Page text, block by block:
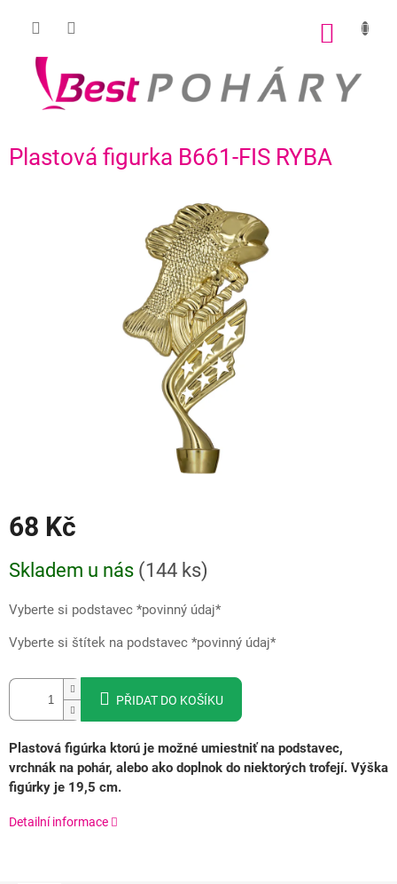
Plastová figurka B661-FIS RYBA
68 Kč
cena:
Skladem u nás (144 ks)
Vyberte si podstavec *povinný údaj*
Vyberte si štítek na podstavec *povinný údaj*
PŘIDAT DO KOŠÍKU
Plastová figúrka ktorú je možné umiestniť na podstavec,
vrchnák na pohár, alebo ako doplnok do niektorých trofejí. Výška
figúrky je 19,5 cm.
Detailní informace